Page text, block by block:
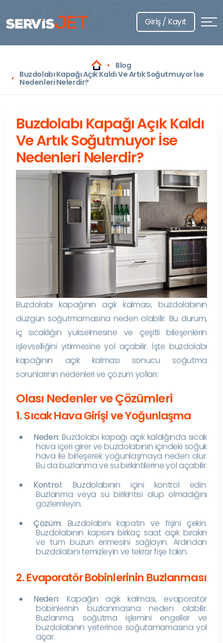
Giriş / Kayıt
Blog
Buzdolabı Kapağı Açık Kaldı Ve Artık Soğutmuyor İse
Nedenleri Nelerdir?
Buzdolabı Kapağı Açık Kaldı
Ve Artık Soğutmuyor İse
Nedenleri Nelerdir?
Buzdolabı kapağının açık kalması, buzdolabının
düzgün soğutmamasına neden olabilir. Bu durum,
iç sıcaklığın yükselmesine ve çeşitli bileşenlerin
işlevselliğini yitirmesine yol açabilir. İşte buzdolabı
kapağının açık kalması sonucu soğutma
sorunlarının nedenleri ve çözüm yolları:
Olası Nedenler ve Çözümleri
1. Sıcak Hava Girişi ve Yoğunlaşma
Neden: Buzdolabı kapağı açık kaldığında sıcak
hava içeri girer ve buzdolabının içindeki soğuk
hava ile birleşerek yoğunlaşmaya neden olur.
Bu da buzlanma ve su birikintilerine yol açabilir.
Kontrol: Buzdolabının içini kontrol edin.
Buzlanma veya su birikintisi olup olmadığını
gözlemleyin.
Çözüm: Buzdolabını kapatın ve fişini çekin.
Buzdolabının kapısını birkaç saat açık bırakın
ve tüm buzun erimesini sağlayın. Ardından
buzdolabını temizleyin ve tekrar fişe takın.
2. Evaporatör Bobinlerinin Buzlanması
Neden: Kapağın açık kalması, evaporatör
bobinlerinin buzlanmasına neden olabilir.
Buzlanma, soğutma işlemini engeller ve
buzdolabının yeterince soğutamamasına yol
açar.